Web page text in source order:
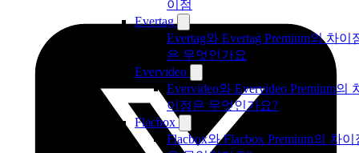
이점
Evertag
Evertag와 Evertag Premium의 차이
은 무엇인가요
Evervideo
Evervideo와 Evervideo Premium의
이점은 무엇인가요?
Flacbox
Flacbox와 Flacbox Premium의 차이